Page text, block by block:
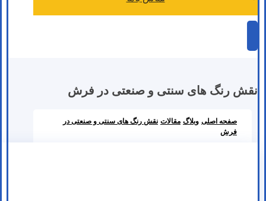
نقش رنگ های سنتی و صنعتی در فرش
صفحه اصلی وبلاگ مقالات نقش رنگ های سنتی و صنعتی در
فرش